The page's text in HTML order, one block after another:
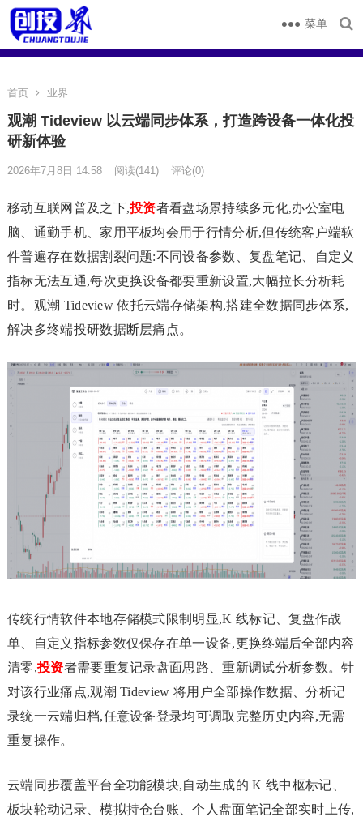
菜单
首页 业界
观潮 Tideview 以云端同步体系，打造跨设备一体化投
研新体验
2026年7月8日 14:58 阅读(141) 评论(0)
移动互联网普及之下,投资者看盘场景持续多元化,办公室电
脑、通勤手机、家用平板均会用于行情分析,但传统客户端软
件普遍存在数据割裂问题:不同设备参数、复盘笔记、自定义
指标无法互通,每次更换设备都要重新设置,大幅拉长分析耗
时。观潮 Tideview 依托云端存储架构,搭建全数据同步体系,
解决多终端投研数据断层痛点。
传统行情软件本地存储模式限制明显,K 线标记、复盘作战
单、自定义指标参数仅保存在单一设备,更换终端后全部内容
清零,投资者需要重复记录盘面思路、重新调试分析参数。针
对该行业痛点,观潮 Tideview 将用户全部操作数据、分析记
录统一云端归档,任意设备登录均可调取完整历史内容,无需
重复操作。
云端同步覆盖平台全功能模块,自动生成的 K 线中枢标记、
板块轮动记录、模拟持仓台账、个人盘面笔记全部实时上传,